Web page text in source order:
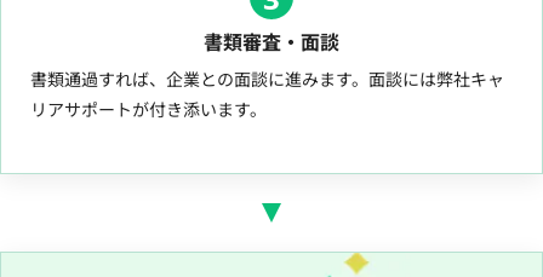
書類審査・面談
書類通過すれば、企業との面談に進みます。面談には弊社キャ
リアサポートが付き添います。